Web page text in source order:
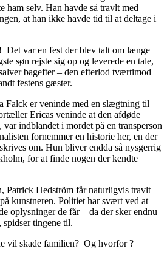
ham selv. Han havde så travlt med
at han ikke havde tid til at deltage i
Det var en fest der blev talt om længe
søn rejste sig op og leverede en tale,
bagefter – den efterlod tværtimod
festens gæster.
Falck er veninde med en slægtning til
Ericas veninde at den afdøde
indblandet i mordet på en transperson
fornemmer en historie her, en der
om. Hun bliver endda så nysgerrig
for at finde nogen der kendte
Patrick Hedström får naturligvis travlt
kunstneren. Politiet har svært ved at
oplysninger de får – da der sker endnu
spidser tingene til.
vil skade familien? Og hvorfor ?